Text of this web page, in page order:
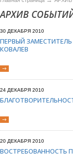
АРХИВ
30 ДЕКАБРЯ 2010
ПЕРВЫЙ
КОВАЛЕВ
24 ДЕКАБРЯ 2010
20 ДЕКАБРЯ 2010
ВОСТРЕБОВАННОСТЬ